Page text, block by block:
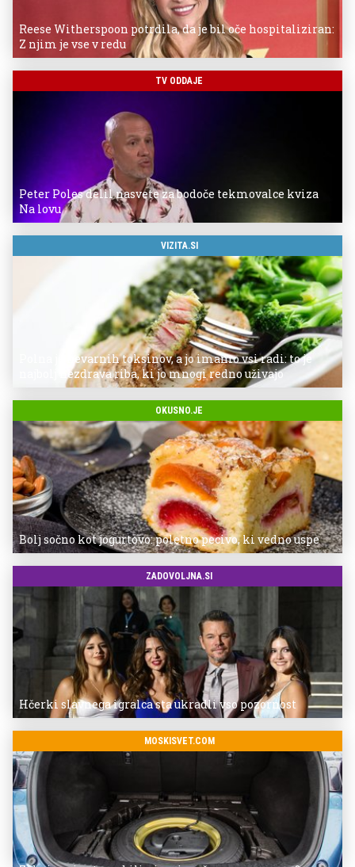
Reese Witherspoon potrdila, da je bil oče hospitaliziran:
Z njim je vse v redu
TV ODDAJE
Peter Poles delil nasvete za bodoče tekmovalce kviza
Na lovu
VIZITA.SI
Polna je nevarnih toksinov, a jo imamo vsi radi: to je
najbolj nezdrava riba, ki jo mnogi redno uživajo
OKUSNO.JE
Bolj sočno kot jogurtovo: poletno pecivo, ki vedno uspe
ZADOVOLJNA.SI
Hčerki slavnega igralca sta ukradli vso pozornost
MOSKISVET.COM